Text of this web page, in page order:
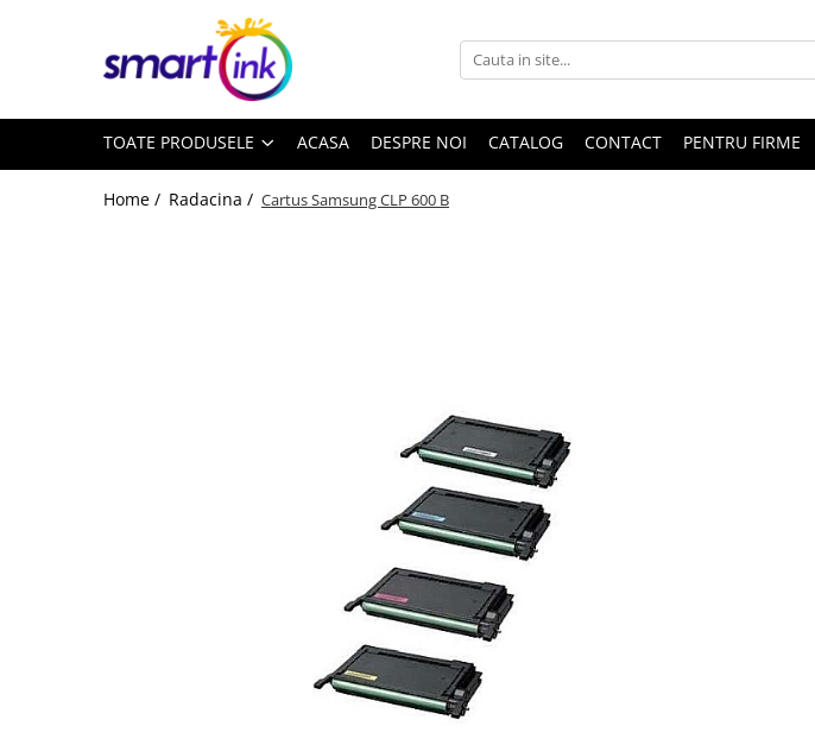
Toate Produsele
Pentru firme
TOATE PRODUSELE ACASA DESPRE NOI CATALOG CONTACT PENTRU FIRME
Home / Radacina / Cartus Samsung CLP 600 B